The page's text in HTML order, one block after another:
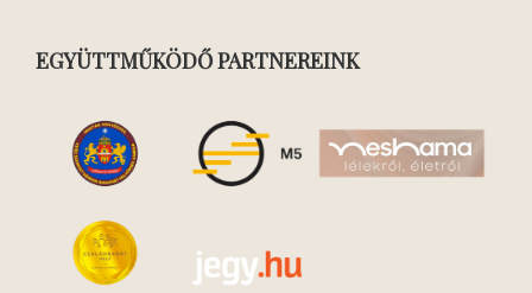
EGYÜTTMŰKÖDŐ PARTNEREINK